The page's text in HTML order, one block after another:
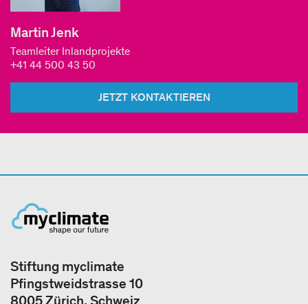
Martin Jenk
Teamleiter Inlandprojekte
+41 44 500 43 50
JETZT KONTAKTIEREN
Stiftung myclimate
Pfingstweidstrasse 10
8005 Zürich, Schweiz